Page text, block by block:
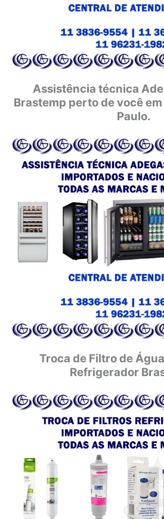
Assistência técnica
Brastemp perto de você em
Paulo.
Troca de Filtro de
Refrigerador